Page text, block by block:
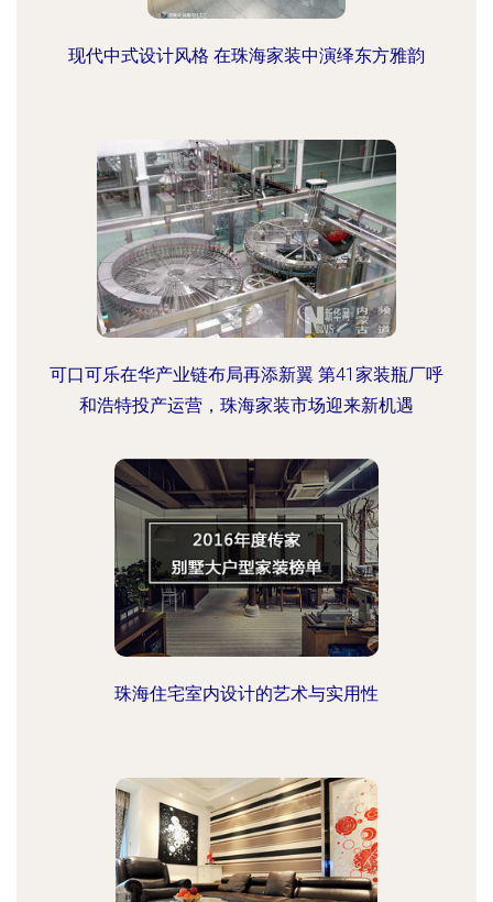
现代中式设计风格 在珠海家装中演绎东方雅韵
可口可乐在华产业链布局再添新翼 第41家装瓶厂呼
和浩特投产运营，珠海家装市场迎来新机遇
珠海住宅室内设计的艺术与实用性